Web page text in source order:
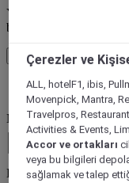
You’ll be redirected to
book your stay
Pencereyi kapatın
Hata (lar)
Nereye seyahat
Booking Dates
Konuklarınızı seçin
Çerezler ve
ALL, hotelF1, ibis,
Movenpick, Mantra,
Travelpros,
Activities & Events,
Accor ve ortakları
veya bu bilgileri
sağlamak ve talep